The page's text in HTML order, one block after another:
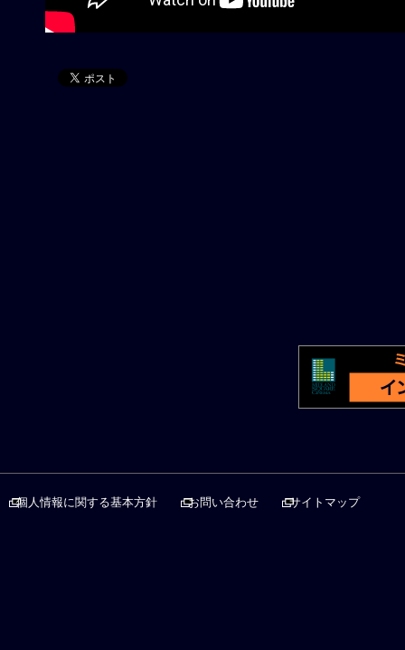
個人情報に関する基本方針 お問い合わせ サイトマップ